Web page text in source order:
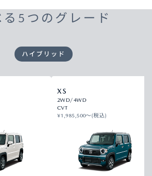
る5つのグレード
ハイブリッド
XS
2WD/4WD
CVT
¥1,985,500〜(税込)